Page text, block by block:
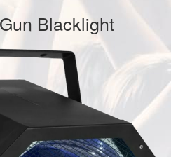
Blacklight